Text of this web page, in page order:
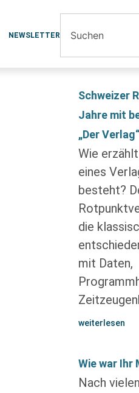
NEWSLETTER
Schweizer
Jahre mit
„Der Verlag“
Wie
eines
besteht?
die
mit Daten,
weiterlesen
Wie war Ihr
Nach